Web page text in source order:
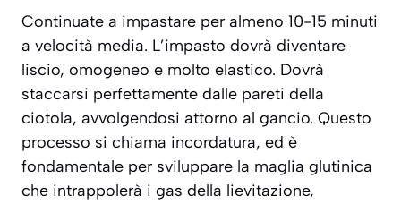
Continuate a impastare per almeno 10-15 minuti
a velocità media. L’impasto dovrà diventare
liscio, omogeneo e molto elastico. Dovrà
staccarsi perfettamente dalle pareti della
ciotola, avvolgendosi attorno al gancio. Questo
processo si chiama incordatura, ed è
fondamentale per sviluppare la maglia glutinica
che intrappolerà i gas della lievitazione,